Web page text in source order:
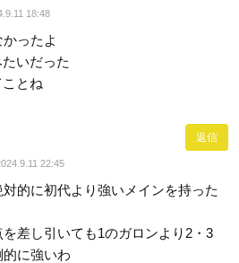
18:48
ったよ
いだった
とね
返信
22:45
的に初代より強いメインを持った
差し引いても1のガロンより2・3
に強いわ